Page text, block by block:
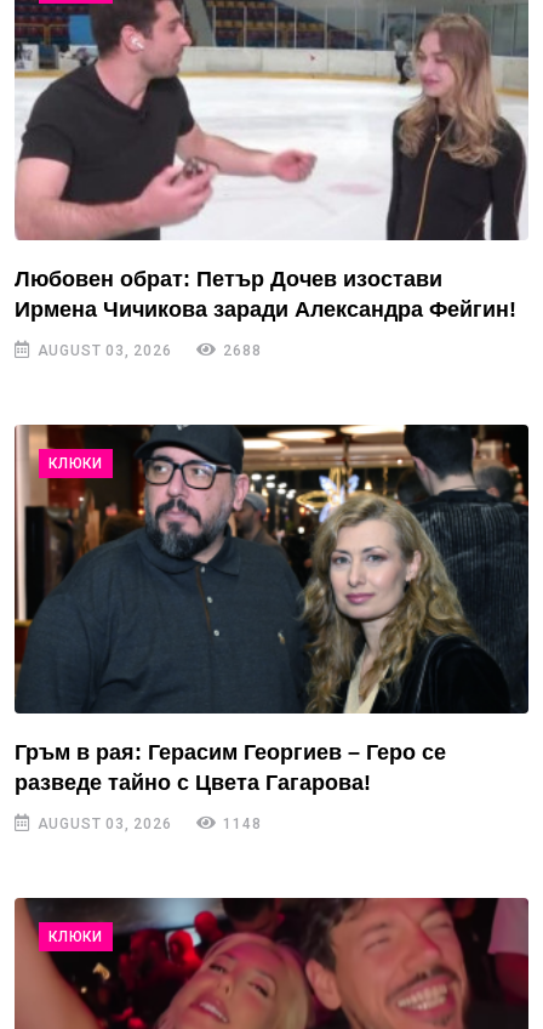
Любовен обрат: Петър Дочев изостави
Ирмена Чичикова заради Александра Фейгин!
AUGUST 03, 2026 2688
КЛЮКИ
Гръм в рая: Герасим Георгиев – Геро се
разведе тайно с Цвета Гагарова!
AUGUST 03, 2026 1148
КЛЮКИ